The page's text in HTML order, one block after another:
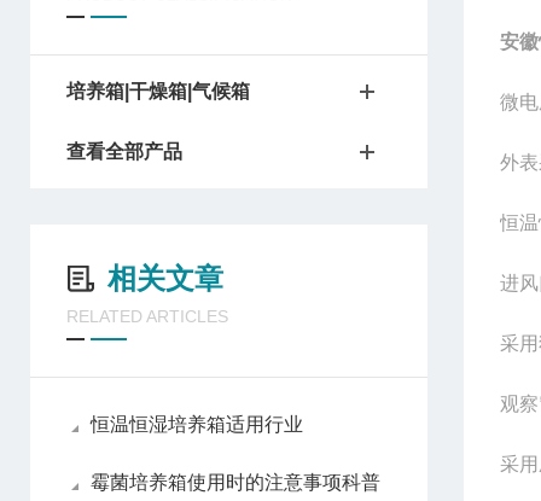
培养箱|干燥箱|气候箱
查看全部产品
相关文章
RELATED ARTICLES
恒温恒湿培养箱适用行业
霉菌培养箱使用时的注意事项科普
安
微
外
恒
进
采
观
采